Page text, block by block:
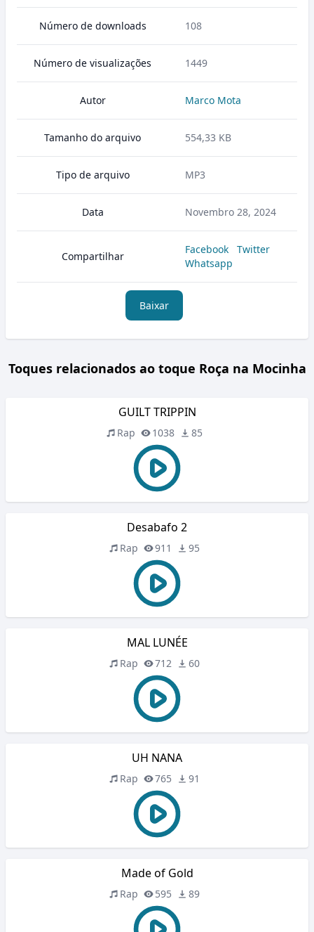
Número de downloads 108
Número de visualizações 1449
Autor Marco Mota
Tamanho do arquivo 554,33 KB
Tipo de arquivo MP3
Data Novembro 28, 2024
Compartilhar
Facebook
Twitter
Whatsapp
Baixar
Toques relacionados ao toque Roça na Mocinha
GUILT TRIPPIN
Rap 1038 85
Desabafo 2
Rap 911 95
MAL LUNÉE
Rap 712 60
UH NANA
Rap 765 91
Made of Gold
Rap 595 89